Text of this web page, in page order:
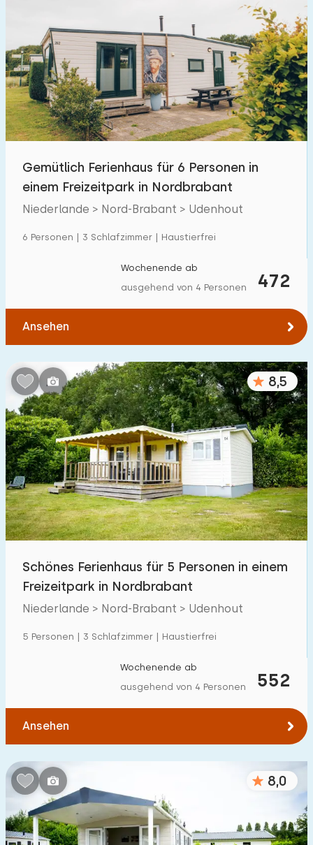
Gemütlich Ferienhaus für 6 Personen in
einem Freizeitpark in Nordbrabant
Niederlande > Nord-Brabant > Udenhout
6 Personen | 3 Schlafzimmer | Haustierfrei
472
Wochenende ab
ausgehend von 4 Personen
Ansehen
8,5
Schönes Ferienhaus für 5 Personen in einem
Freizeitpark in Nordbrabant
Niederlande > Nord-Brabant > Udenhout
5 Personen | 3 Schlafzimmer | Haustierfrei
552
Wochenende ab
ausgehend von 4 Personen
Ansehen
8,0